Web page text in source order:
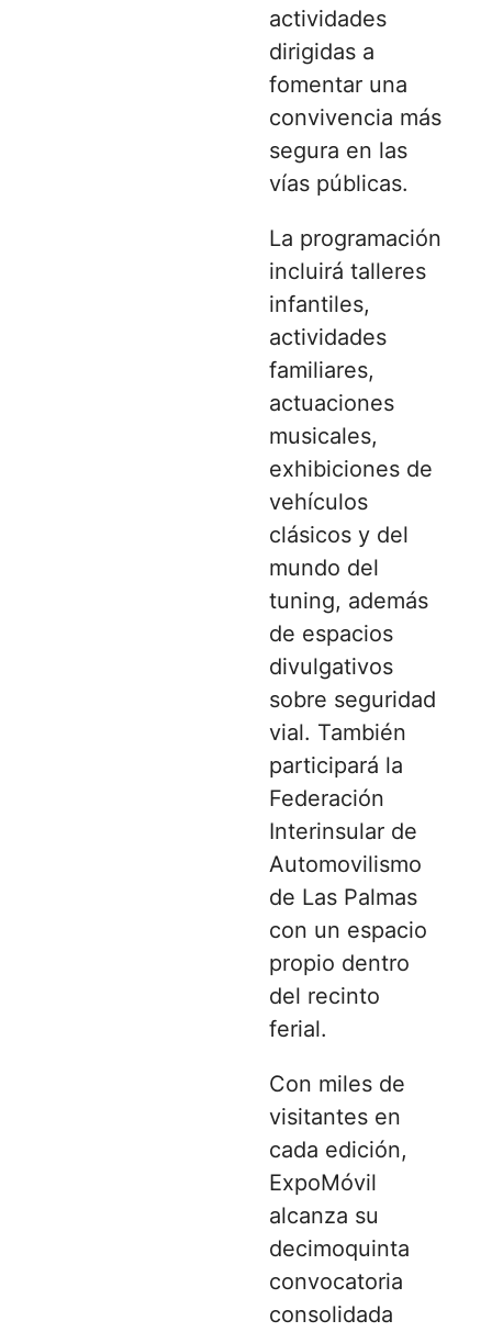
actividades
dirigidas a
fomentar una
convivencia más
segura en las
vías públicas.
La programación
incluirá talleres
infantiles,
actividades
familiares,
actuaciones
musicales,
exhibiciones de
vehículos
clásicos y del
mundo del
tuning, además
de espacios
divulgativos
sobre seguridad
vial. También
participará la
Federación
Interinsular de
Automovilismo
de Las Palmas
con un espacio
propio dentro
del recinto
ferial.
Con miles de
visitantes en
cada edición,
ExpoMóvil
alcanza su
decimoquinta
convocatoria
consolidada